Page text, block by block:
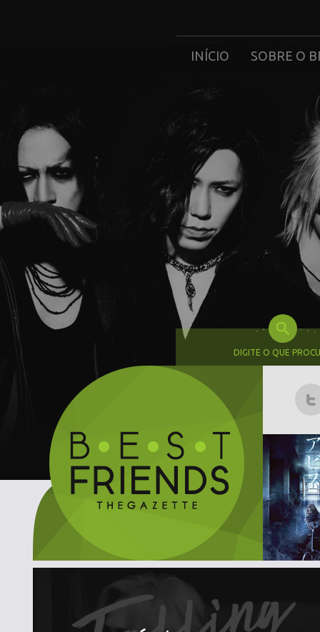
INÍCIO SOBRE O
DIGITE O QUE